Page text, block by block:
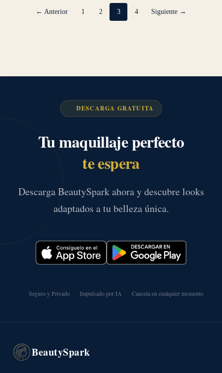
← Anterior 1 2 3 4 Siguiente →
DESCARGA GRATUITA
Tu maquillaje perfecto
te espera
Descarga BeautySpark ahora y descubre looks
adaptados a tu belleza única.
Seguro y Privado Impulsado por IA Cancela en cualquier momento
BeautySpark